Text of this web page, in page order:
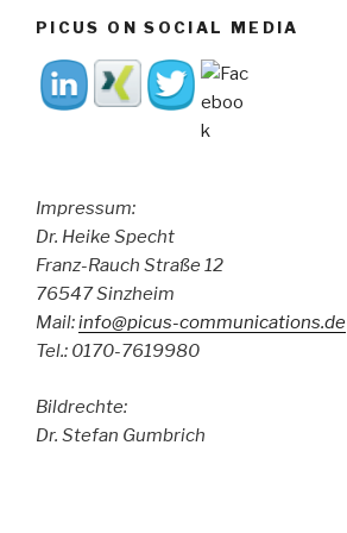
PICUS ON SOCIAL MEDIA
Impressum:
Dr. Heike Specht
Franz-Rauch Straße 12
76547 Sinzheim
Mail:info@picus-communications.de
Tel.: 0170-7619980
Bildrechte:
Dr. Stefan Gumbrich